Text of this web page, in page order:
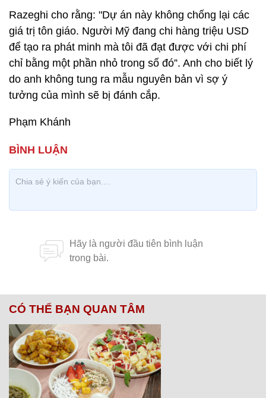
Razeghi cho rằng: "Dự án này không chống lại các
giá trị tôn giáo. Người Mỹ đang chi hàng triệu USD
để tạo ra phát minh mà tôi đã đạt được với chi phí
chỉ bằng một phần nhỏ trong số đó”. Anh cho biết lý
do anh không tung ra mẫu nguyên bản vì sợ ý
tưởng của mình sẽ bị đánh cắp.
Phạm Khánh
CÓ THỂ BẠN QUAN TÂM